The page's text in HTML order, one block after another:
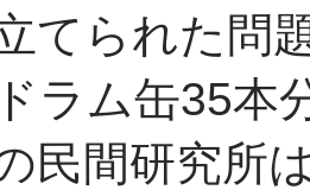
てられた問
ラム缶35本
民間研究所